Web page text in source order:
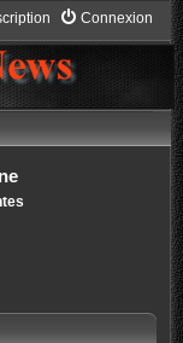
Connexion